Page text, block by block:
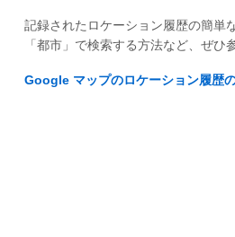
記録されたロケーション履歴の簡単
「都市」で検索する方法など、ぜひ
Google マップのロケーション履歴